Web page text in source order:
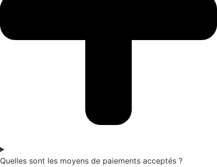
Quelles sont les moyens de paiements acceptés ?